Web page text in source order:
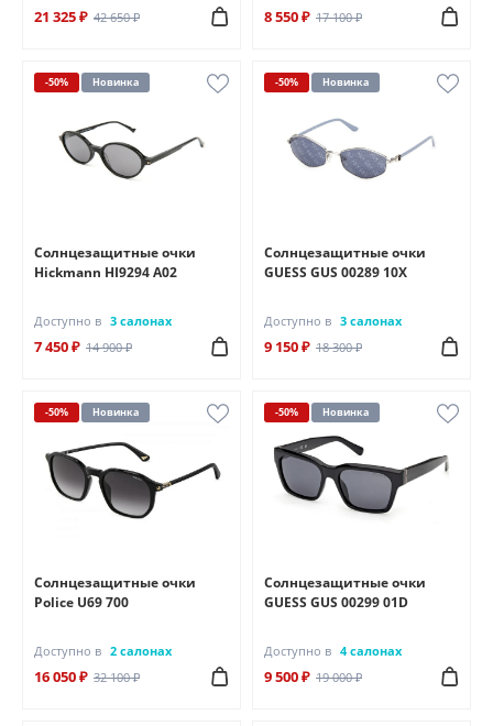
21 325 ₽ 42 650 ₽ 8 550 ₽ 17 100 ₽
-50% Новинка
Солнцезащитные очки
Hickmann HI9294 A02
Доступно в 3 салонах
7 450 ₽ 14 900 ₽
-50% Новинка
Солнцезащитные очки
GUESS GUS 00289 10X
Доступно в 3 салонах
9 150 ₽ 18 300 ₽
-50% Новинка
Солнцезащитные очки
Police U69 700
Доступно в 2 салонах
16 050 ₽ 32 100 ₽
-50% Новинка
Солнцезащитные очки
GUESS GUS 00299 01D
Доступно в 4 салонах
9 500 ₽ 19 000 ₽